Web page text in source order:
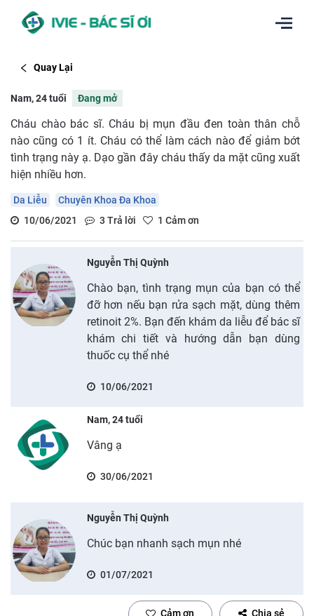
Quay Lại
Nam, 24 tuổi Đang mở
Cháu chào bác sĩ. Cháu bị mụn đầu đen toàn thân chỗ
nào cũng có 1 ít. Cháu có thể làm cách nào để giảm bớt
tình trạng này ạ. Dạo gần đây cháu thấy da mặt cũng xuất
hiện nhiều hơn.
Da Liễu
Chuyên Khoa Đa Khoa
10/06/2021
3 Trả lời 1 Cảm ơn
Nguyễn Thị Quỳnh
Chào bạn, tình trạng mụn của bạn có thể
đỡ hơn nếu bạn rửa sạch mặt, dùng thêm
retinoit 2%. Bạn đến khám da liễu để bác sĩ
khám chi tiết và hướng dẫn bạn dùng
thuốc cụ thể nhé
10/06/2021
Nam, 24 tuổi
Vâng ạ
30/06/2021
Nguyễn Thị Quỳnh
Chúc bạn nhanh sạch mụn nhé
01/07/2021
Cảm ơn Chia sẻ